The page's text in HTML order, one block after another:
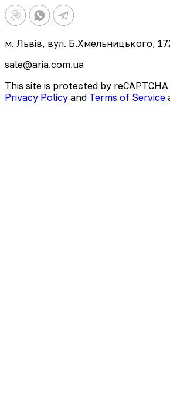
м. Львів, вул. Б.Хмельницького,
sale@aria.com.ua
This site is protected by
Privacy Policy and Terms of Service